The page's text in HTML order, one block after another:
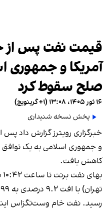
قیمت نفت پس از
آمریکا و جمهوری
صلح سقوط کرد
۱۶ ثور ۱۴۰۵، ۱۳:۰۸ (‎+۱ گرینویچ)
پخش نسخه شنیداری
خبرگزاری رویترز گزارش داد پس
و جمهوری اسلامی به یک
کاهش یافت.